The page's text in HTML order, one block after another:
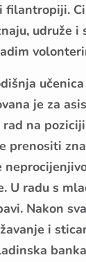
filantropiji.
udruže
je za
na
prenositi
U radu s
Nakon
i